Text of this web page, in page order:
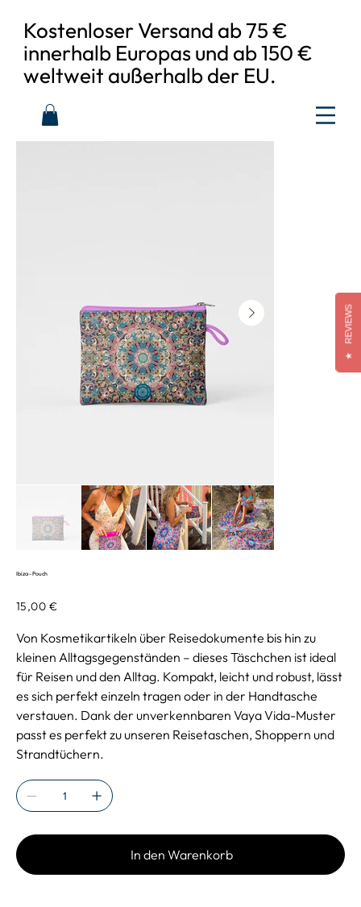
Kostenloser Versand ab 75 €
innerhalb Europas und ab 150 €
weltweit außerhalb der EU.
Ibiza - Pouch
Preis
15,00 €
Von Kosmetikartikeln über Reisedokumente bis hin zu
kleinen Alltagsgegenständen – dieses Täschchen ist ideal
für Reisen und den Alltag. Kompakt, leicht und robust, lässt
es sich perfekt einzeln tragen oder in der Handtasche
verstauen. Dank der unverkennbaren Vaya Vida-Muster
passt es perfekt zu unseren Reisetaschen, Shoppern und
Strandtüchern.
In den Warenkorb
★
REVIEWS